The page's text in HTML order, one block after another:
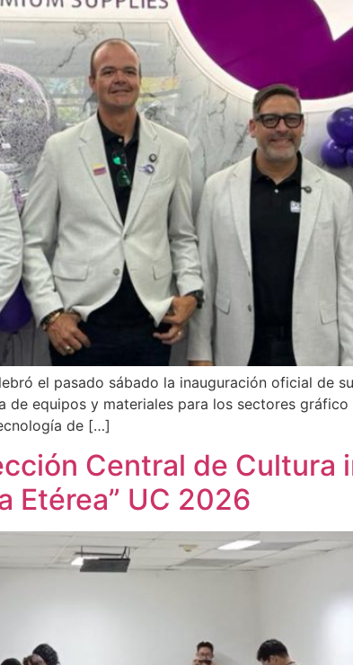
el pasado sábado la inauguración oficial de
de equipos y materiales para los sectores
de […]
Central de Cultura
Etérea” UC 2026